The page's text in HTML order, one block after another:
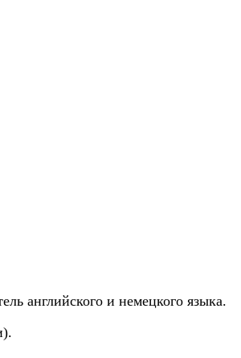
английского и немецкого языка.